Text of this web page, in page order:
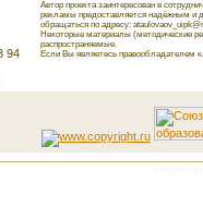
94
Автор проекта заинтересован в
рекламы предоставляется надёжным и
обращаться по адресу:
Некоторые материалы (методические
распространяемые.
Если Вы являетесь правообладателем